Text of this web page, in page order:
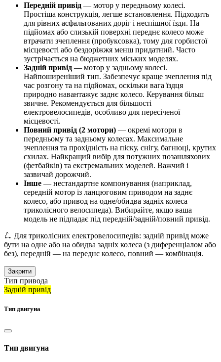
Передній привід — мотор у передньому колесі.
Простіша конструкція, легше встановлення. Підходить
для рівних асфальтованих доріг і неспішної їзди. На
підйомах або слизькій поверхні переднє колесо може
втрачати зчеплення (пробуксовка), тому для горбистої
місцевості або бездоріжжя менш придатний. Часто
зустрічається на бюджетних міських моделях.
Задній привід — мотор у задньому колесі.
Найпоширеніший тип. Забезпечує краще зчеплення під
час розгону та на підйомах, оскільки вага їздця
природно навантажує заднє колесо. Керування більш
звичне. Рекомендується для більшості
електровелосипедів, особливо для пересіченої
місцевості.
Повний привід (2 мотори) — окремі мотори в
передньому та задньому колесах. Максимальне
зчеплення та прохідність на піску, снігу, багнюці, крутих
схилах. Найкращий вибір для потужних позашляхових
(фетбайків) та екстремальних моделей. Важчий і
зазвичай дорожчий.
Інше — нестандартне компонування (наприклад,
середній мотор із ланцюговим приводом на заднє
колесо, або привод на одне/обидва задніх колеса
триколісного велосипеда). Вибирайте, якщо ваша
модель не підпадає під передній/задній/повний привід.
🛴 Для триколісних електровелосипедів: задній привід може
бути на одне або на обидва задніх колеса (з диференціалом або
без), передній — на переднє колесо, повний — комбінація.
Закрити
Тип привода
Задній привід
Тип двигуна
Тип двигуна